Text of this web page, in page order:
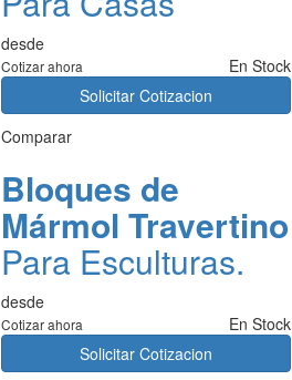
desde
Cotizar ahora
En Stock
Solicitar Cotizacion
Comparar
Bloques de
Mármol Travertino
Para Esculturas.
desde
Cotizar ahora
En Stock
Solicitar Cotizacion